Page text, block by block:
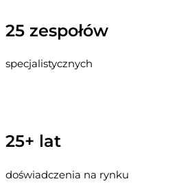
25 zespołów
specjalistycznych
25+ lat
doświadczenia na rynku